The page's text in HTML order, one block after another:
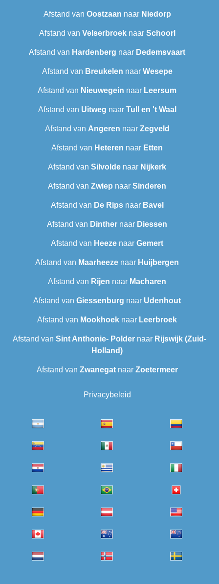
Afstand van Oostzaan naar Niedorp
Afstand van Velserbroeknaar Schoorl
Afstand van Hardenberg naar Dedemsvaart
Afstand van Breukelen naar Wesepe
Afstand van Nieuwegein naar Leersum
Afstand van Uitweg naar Tull en 't Waal
Afstand van Angeren naar Zegveld
Afstand van Heteren naar Etten
Afstand van Silvolde naar Nijkerk
Afstand van Zwiep naar Sinderen
Afstand van De Ripsnaar Bavel
Afstand van Dinther naar Diessen
Afstand van Heeze naar Gemert
Afstand van Maarheeze naar Huijbergen
Afstand van Rijen naar Macharen
Afstand van Giessenburg naar Udenhout
Afstand van Mookhoek naar Leerbroek
Afstand van Sint Anthonie- Polder naar Rijswijk (Zuid-
Holland)
Afstand van Zwanegatnaar Zoetermeer
Privacybeleid